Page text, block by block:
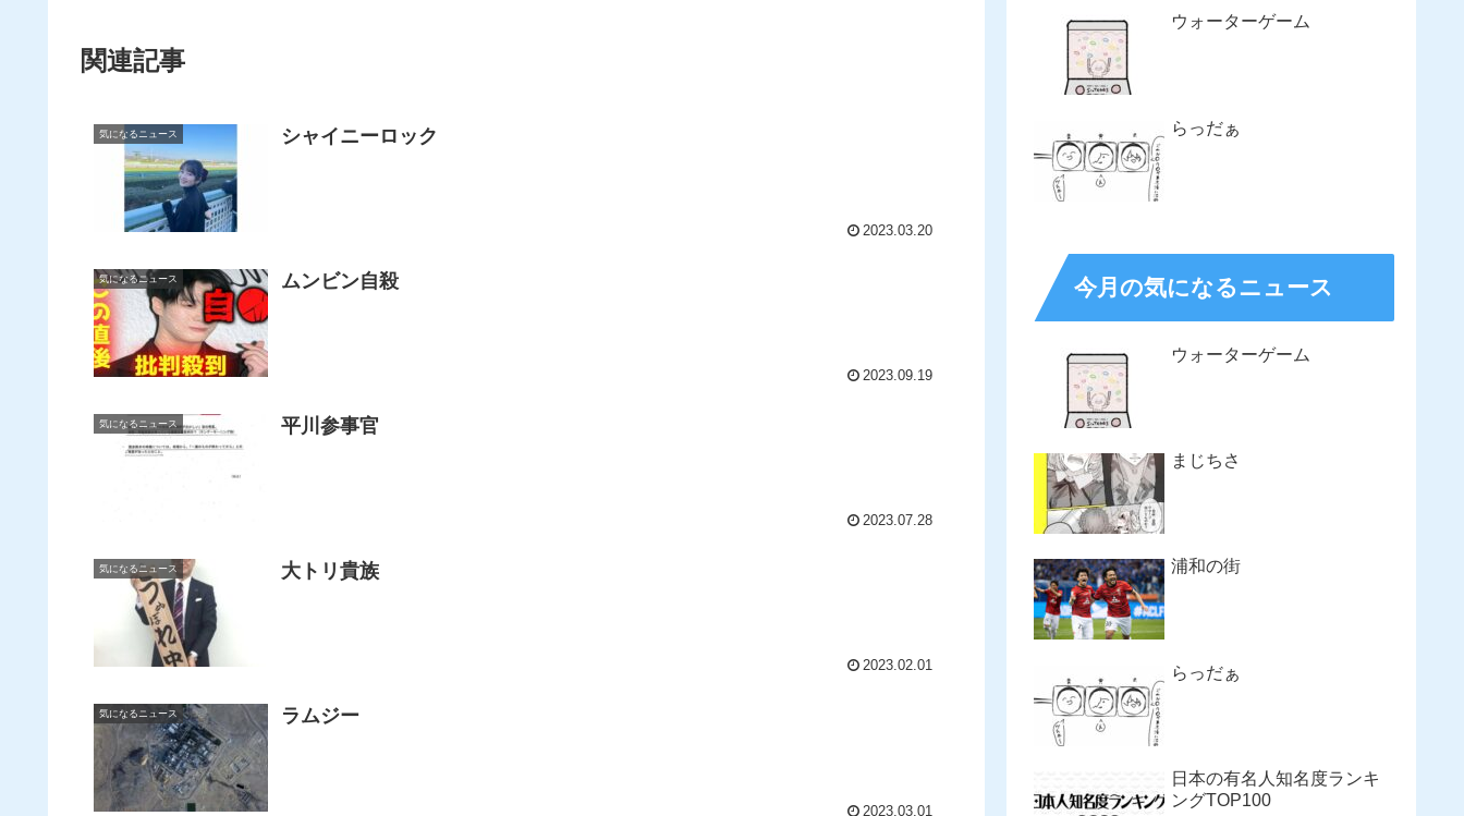
関連記事
気になるニュース シャイニーロック
2023.03.20
気になるニュース ムンビン自殺
2023.09.19
気になるニュース 平川参事官
2023.07.28
気になるニュース 大トリ貴族
2023.02.01
気になるニュース ラムジー
2023.03.01
ウォーターゲーム
らっだぁ
今月の気になるニュース
ウォーターゲーム
まじちさ
浦和の街
らっだぁ
日本の有名人知名度ランキ
ングTOP100